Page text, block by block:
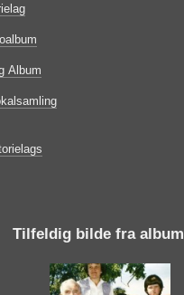
Album
Tilfeldig bilde fra album